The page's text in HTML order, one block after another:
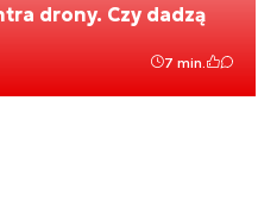
drony. Czy dadzą
7 min.